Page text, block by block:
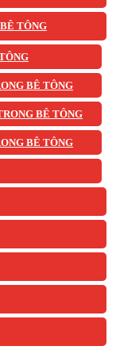
TÔNG
BÊ TÔNG
BÊ TÔNG
BÊ TÔNG